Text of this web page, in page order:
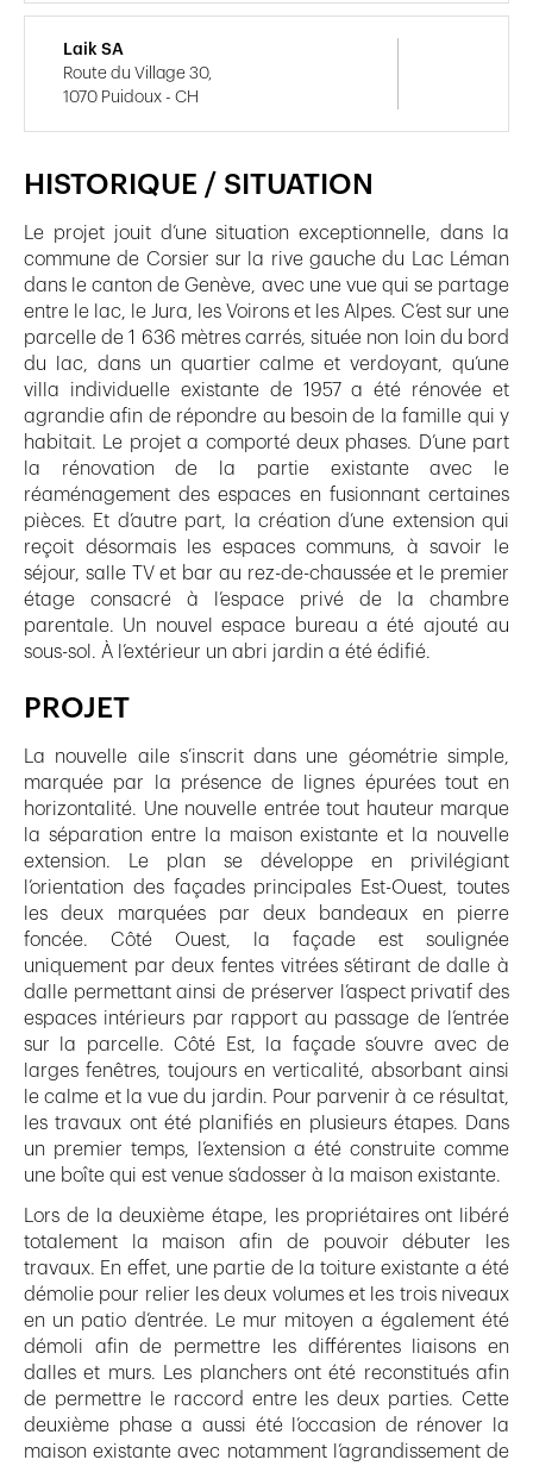
HISTORIQUE / SITUATION
Le projet jouit d’une situation exceptionnelle, dans la
commune de Corsier sur la rive gauche du Lac Léman
dans le canton de Genève, avec une vue qui se partage
entre le lac, le Jura, les Voirons et les Alpes. C’est sur une
parcelle de 1 636 mètres carrés, située non loin du bord
du lac, dans un quartier calme et verdoyant, qu’une
villa individuelle existante de 1957 a été rénovée et
agrandie afin de répondre au besoin de la famille qui y
habitait. Le projet a comporté deux phases. D’une part
la rénovation de la partie existante avec le
réaménagement des espaces en fusionnant certaines
pièces. Et d’autre part, la création d’une extension qui
reçoit désormais les espaces communs, à savoir le
séjour, salle TV et bar au rez-de-chaussée et le premier
étage consacré à l’espace privé de la chambre
parentale. Un nouvel espace bureau a été ajouté au
sous-sol. À l’extérieur un abri jardin a été édifié.
PROJET
La nouvelle aile s’inscrit dans une géométrie simple,
marquée par la présence de lignes épurées tout en
horizontalité. Une nouvelle entrée tout hauteur marque
la séparation entre la maison existante et la nouvelle
extension. Le plan se développe en privilégiant
l’orientation des façades principales Est-Ouest, toutes
les deux marquées par deux bandeaux en pierre
foncée. Côté Ouest, la façade est soulignée
uniquement par deux fentes vitrées s’étirant de dalle à
dalle permettant ainsi de préserver l’aspect privatif des
espaces intérieurs par rapport au passage de l’entrée
sur la parcelle. Côté Est, la façade s’ouvre avec de
larges fenêtres, toujours en verticalité, absorbant ainsi
le calme et la vue du jardin. Pour parvenir à ce résultat,
les travaux ont été planifiés en plusieurs étapes. Dans
un premier temps, l’extension a été construite comme
une boîte qui est venue s’adosser à la maison existante.
Lors de la deuxième étape, les propriétaires ont libéré
totalement la maison afin de pouvoir débuter les
travaux. En effet, une partie de la toiture existante a été
démolie pour relier les deux volumes et les trois niveaux
en un patio d’entrée. Le mur mitoyen a également été
démoli afin de permettre les différentes liaisons en
dalles et murs. Les planchers ont été reconstitués afin
de permettre le raccord entre les deux parties. Cette
deuxième phase a aussi été l’occasion de rénover la
maison existante avec notamment l’agrandissement de
Laik SA
Route du Village 30,
1070 Puidoux - CH